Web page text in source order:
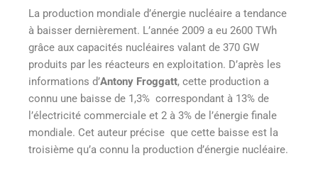
La production mondiale d’énergie nucléaire a tendance
à baisser dernièrement. L’année 2009 a eu 2600 TWh
grâce aux capacités nucléaires valant de 370 GW
produits par les réacteurs en exploitation. D’après les
informations d’Antony Froggatt, cette production a
connu une baisse de 1,3% correspondant à 13% de
l’électricité commerciale et 2 à 3% de l’énergie finale
mondiale. Cet auteur précise que cette baisse est la
troisième qu’a connu la production d’énergie nucléaire.